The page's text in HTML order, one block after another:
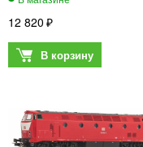
12 820